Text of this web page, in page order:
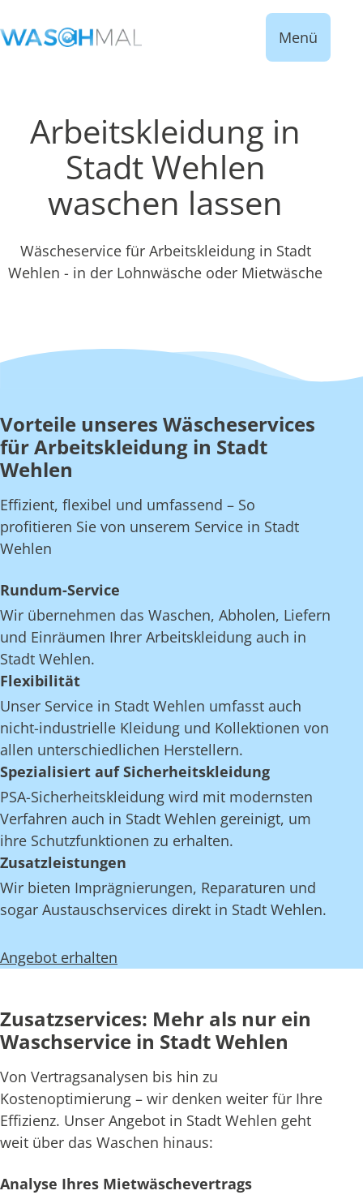
Menü
Arbeitskleidung in
Stadt Wehlen
waschen lassen
Wäscheservice für Arbeitskleidung in Stadt
Wehlen - in der Lohnwäsche oder Mietwäsche
Vorteile unseres Wäscheservices
für Arbeitskleidung in Stadt
Wehlen
Effizient, flexibel und umfassend – So
profitieren Sie von unserem Service in Stadt
Wehlen
Rundum-Service
Wir übernehmen das Waschen, Abholen, Liefern
und Einräumen Ihrer Arbeitskleidung auch in
Stadt Wehlen.
Flexibilität
Unser Service in Stadt Wehlen umfasst auch
nicht-industrielle Kleidung und Kollektionen von
allen unterschiedlichen Herstellern.
Spezialisiert auf Sicherheitskleidung
PSA-Sicherheitskleidung wird mit modernsten
Verfahren auch in Stadt Wehlen gereinigt, um
ihre Schutzfunktionen zu erhalten.
Zusatzleistungen
Wir bieten Imprägnierungen, Reparaturen und
sogar Austauschservices direkt in Stadt Wehlen.
Angebot erhalten
Zusatzservices: Mehr als nur ein
Waschservice in Stadt Wehlen
Von Vertragsanalysen bis hin zu
Kostenoptimierung – wir denken weiter für Ihre
Effizienz. Unser Angebot in Stadt Wehlen geht
weit über das Waschen hinaus:
Analyse Ihres Mietwäschevertrags